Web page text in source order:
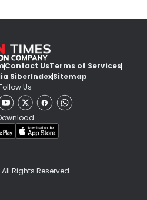
Contact UsTerms of Services
SiberIndexSitemap
Us
Rights Reserved.